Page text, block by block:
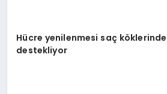
Hücre yenilenmesi saç köklerinde
destekliyor